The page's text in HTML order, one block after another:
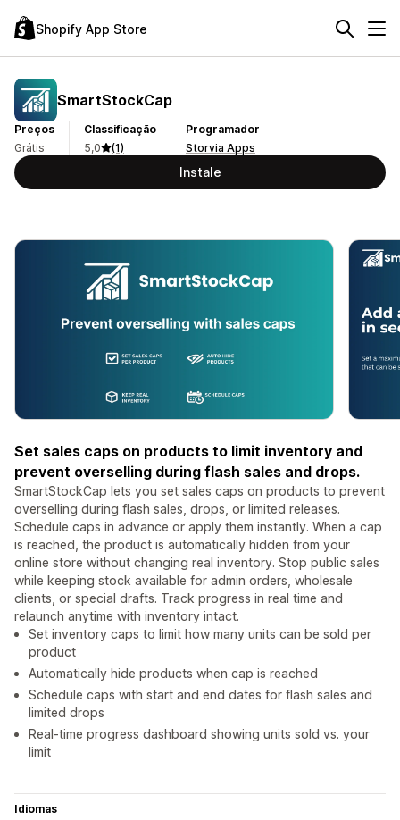
Shopify App Store
SmartStockCap
Preços
Grátis
Classificação
5,0
(1)
Programador
Storvia Apps
Instale
Set sales caps on products to limit inventory and
prevent overselling during flash sales and drops.
SmartStockCap lets you set sales caps on products to prevent
overselling during flash sales, drops, or limited releases.
Schedule caps in advance or apply them instantly. When a cap
is reached, the product is automatically hidden from your
online store without changing real inventory. Stop public sales
while keeping stock available for admin orders, wholesale
clients, or special drafts. Track progress in real time and
relaunch anytime with inventory intact.
Set inventory caps to limit how many units can be sold per
product
Automatically hide products when cap is reached
Schedule caps with start and end dates for flash sales and
limited drops
Real-time progress dashboard showing units sold vs. your
limit
Idiomas